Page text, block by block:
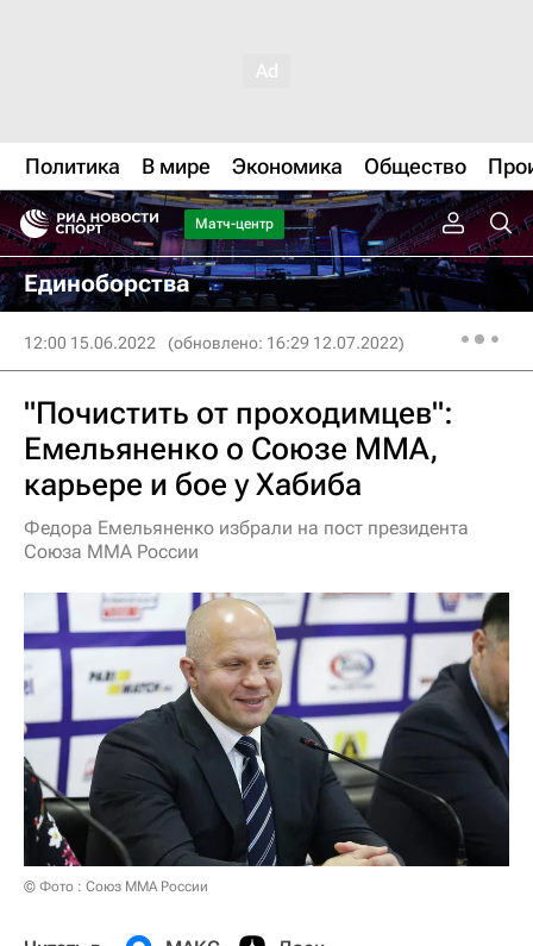
Политика В мире Экономика Общество
Матч-центр
Единоборства
12:00 15.06.2022 (обновлено: 16:29 12.07.2022)
"Почистить от проходимцев":
Емельяненко о Союзе ММА,
карьере и бое у Хабиба
Федора Емельяненко избрали на пост президента
Союза ММА России
© Фото : Союз MMA России